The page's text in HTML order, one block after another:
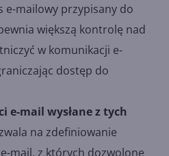
e-mailowy przypisany do
większą kontrolę nad
w komunikacji e-
dostęp do
e-mail wysłane z tych
na zdefiniowanie
mail, z których dozwolone